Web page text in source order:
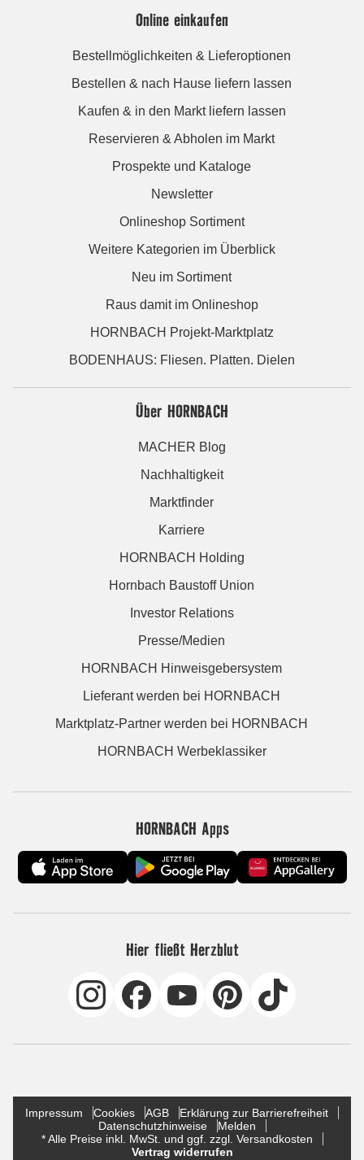
Online einkaufen
Bestellmöglichkeiten & Lieferoptionen
Bestellen & nach Hause liefern lassen
Kaufen & in den Markt liefern lassen
Reservieren & Abholen im Markt
Prospekte und Kataloge
Newsletter
Onlineshop Sortiment
Weitere Kategorien im Überblick
Neu im Sortiment
Raus damit im Onlineshop
HORNBACH Projekt-Marktplatz
BODENHAUS: Fliesen. Platten. Dielen
Über HORNBACH
MACHER Blog
Nachhaltigkeit
Marktfinder
Karriere
HORNBACH Holding
Hornbach Baustoff Union
Investor Relations
Presse/Medien
HORNBACH Hinweisgebersystem
Lieferant werden bei HORNBACH
Marktplatz-Partner werden bei HORNBACH
HORNBACH Werbeklassiker
HORNBACH Apps
Hier fließt Herzblut
Impressum Cookies AGB
Erklärung zur Barrierefreiheit
Datenschutzhinweise
Melden
* Alle Preise inkl. MwSt. und ggf. zzgl. Versandkosten
Vertrag widerrufen